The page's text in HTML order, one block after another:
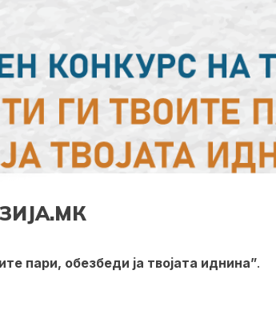
пари, обезбеди ја твојата иднина”.